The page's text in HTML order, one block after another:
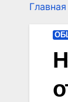
Главная